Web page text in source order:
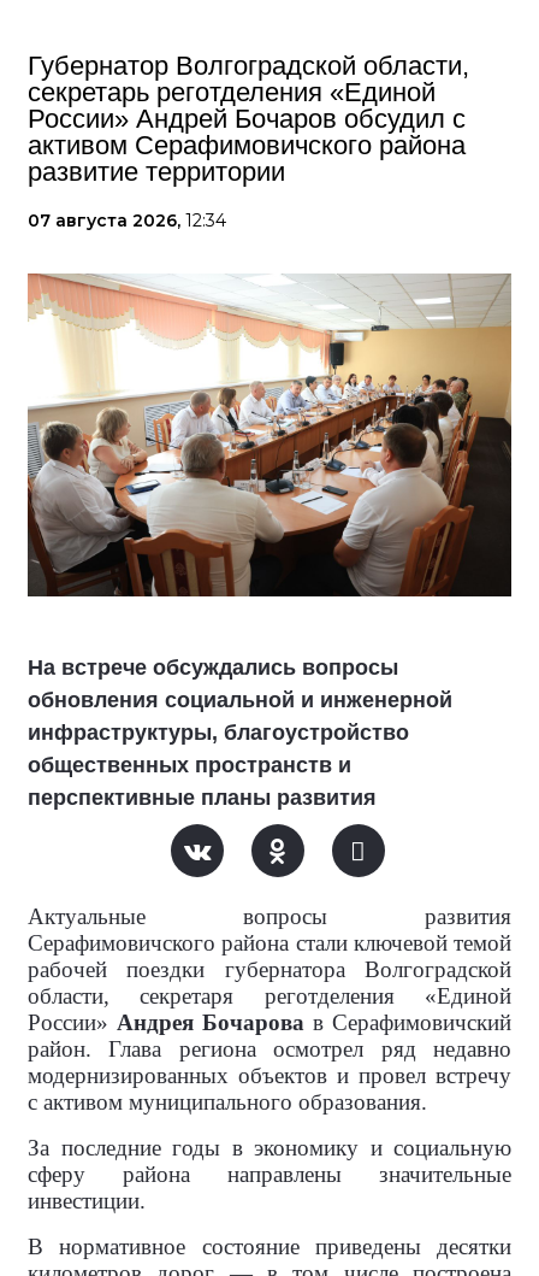
Губернатор Волгоградской области,
секретарь реготделения «Единой
России» Андрей Бочаров обсудил с
активом Серафимовичского района
развитие территории
07 августа 2026, 12:34
На встрече обсуждались вопросы
обновления социальной и инженерной
инфраструктуры, благоустройство
общественных пространств и
перспективные планы развития
Актуальные вопросы развития
Серафимовичского района стали ключевой темой
рабочей поездки губернатора Волгоградской
области, секретаря реготделения «Единой
России» Андрея Бочарова в Серафимовичский
район. Глава региона осмотрел ряд недавно
модернизированных объектов и провел встречу
с активом муниципального образования.
За последние годы в экономику и социальную
сферу района направлены значительные
инвестиции.
В нормативное состояние приведены десятки